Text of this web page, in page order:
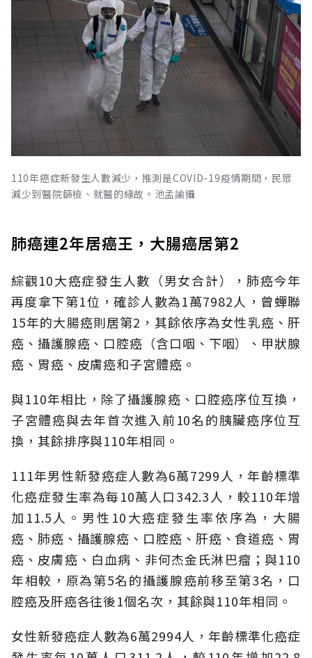
110年癌症新發生人數減少，推測是COVID-19疫情期間，民眾
減少到醫院篩檢、就醫的緣故。池孟諭攝
肺癌連2年居癌王，大腸癌居第2
綜觀10大癌症發生人數（男女合計），肺癌今年
再度拿下第1位，確診人數為1萬7982人，曾蟬聯
15年的大腸癌則居第2，其餘依序為女性乳癌、肝
癌、攝護腺癌、口腔癌（含口咽、下咽）、甲狀腺
癌、胃癌、皮膚癌和子宮體癌。
與110年相比，除了攝護腺癌、口腔癌序位互換，
子宮體癌與去年首次進入前10名的胰臟癌序位互
換，其餘排序與110年相同。
111年男性新發癌症人數為6萬7299人，年齡標準
化癌症發生率為每10萬人口342.3人，較110年增
加11.5人。男性10大癌症發生率依序為，大腸
癌、肺癌、攝護腺癌、口腔癌、肝癌、食道癌、胃
癌、皮膚癌、白血病、非何杰金氏淋巴瘤；與110
年相較，原為第5名的攝護腺癌前移至第3名，口
腔癌及肝癌各往後1個名次，其餘與110年相同。
女性新發癌症人數為6萬2994人，年齡標準化癌症